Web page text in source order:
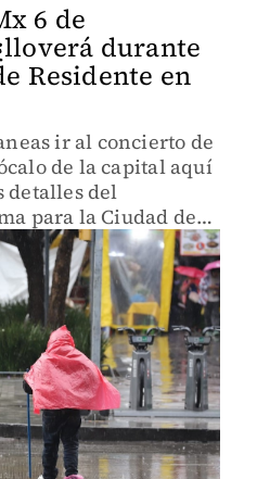
6 de
durante
Residente en
ir al concierto de
de la capital aquí
detalles del
para la Ciudad de